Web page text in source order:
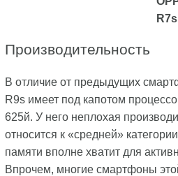
Производительность
В отличие от предыдущих
R9s имеет под капотом
625й. У него неплохая
относится к «средней»
памяти вполне хватит для
Впрочем, многие смартфоны